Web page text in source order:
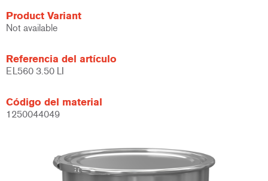
Product Variant
Not available
Referencia del artículo
EL560 3.50 LI
Código del material
1250044049